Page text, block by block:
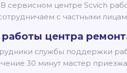
сервисном центре Scvich
с частными
центра
службы поддержки
30 минут мастер